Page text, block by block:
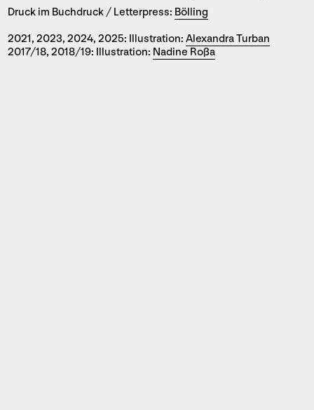
Druck im Buchdruck / Letterpress: Bölling
2021, 2023, 2024, 2025: Illustration:Alexandra Turban
2017/18, 2018/19: Illustration: Nadine Roßa